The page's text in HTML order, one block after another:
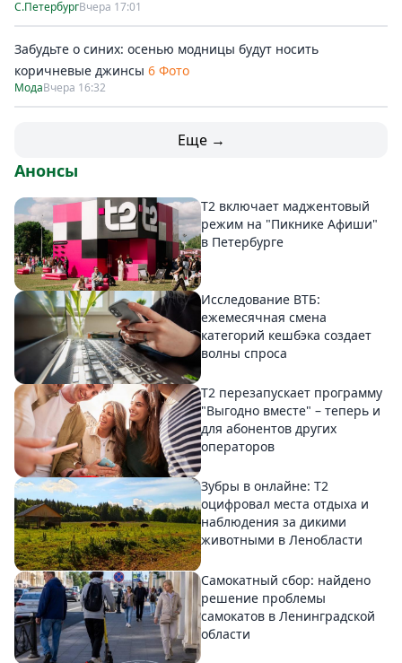
С.ПетербургВчера 17:01
Забудьте о синих: осенью модницы будут носить
коричневые джинсы 6 Фото
МодаВчера 16:32
Еще →
Анонсы
Т2 включает маджентовый
режим на "Пикнике Афиши"
в Петербурге
Исследование ВТБ:
ежемесячная смена
категорий кешбэка создает
волны спроса
Т2 перезапускает программу
"Выгодно вместе" – теперь и
для абонентов других
операторов
Зубры в онлайне: Т2
оцифровал места отдыха и
наблюдения за дикими
животными в Ленобласти
Самокатный сбор: найдено
решение проблемы
самокатов в Ленинградской
области